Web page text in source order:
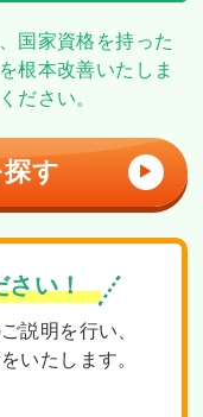
国家資格を持った
根本改善いたしま
ださい。
す ▶
さい！
説明を行い、
いたします。